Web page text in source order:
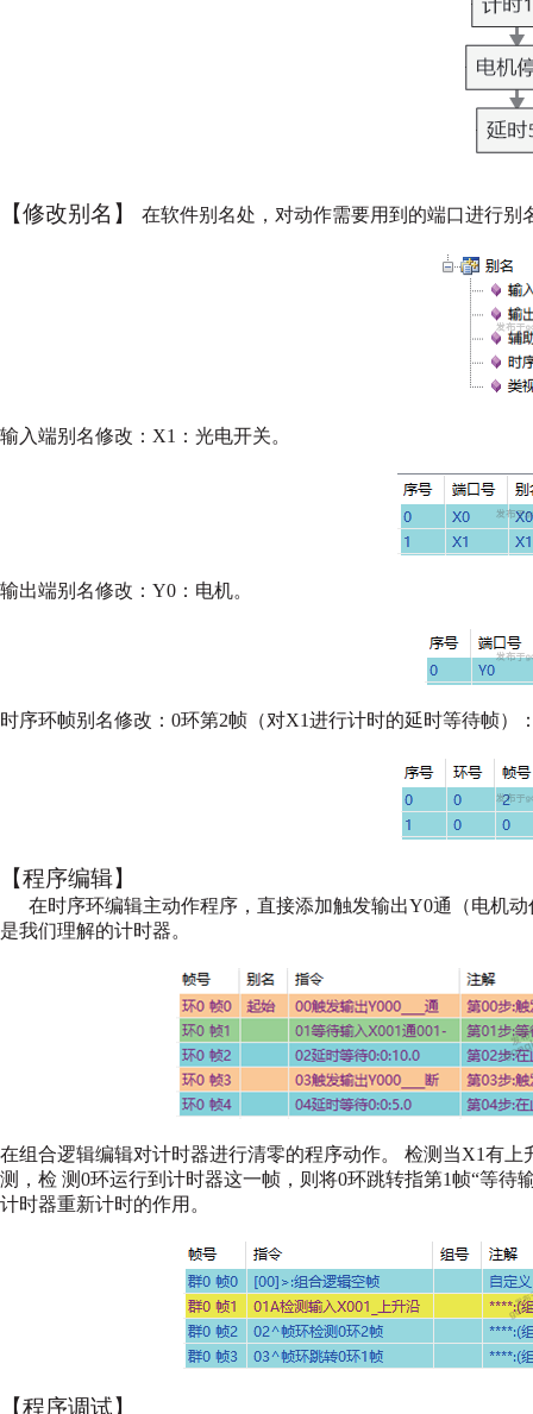
【修改别名】 在软件别名处，对动作需要用到的端口进行别
输入端别名修改：X1：光电开关。
输出端别名修改：Y0：电机。
时序环帧别名修改：0环第2帧（对X1进行计时的延时等待帧）
【程序编辑】
在时序环编辑主动作程序，直接添加触发输出Y0通（电机
是我们理解的计时器。
在组合逻辑编辑对计时器进行清零的程序动作。 检测当X1有上
测，检 测0环运行到计时器这一帧，则将0环跳转指第1帧“等待
计时器重新计时的作用。
【程序调试】